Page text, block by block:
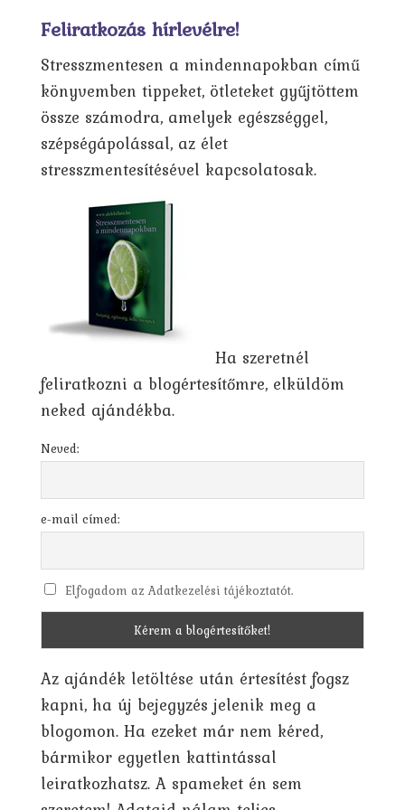
Feliratkozás hírlevélre!
Stresszmentesen a mindennapokban című
könyvemben tippeket, ötleteket gyűjtöttem
össze számodra, amelyek egészséggel,
szépségápolással, az élet
stresszmentesítésével kapcsolatosak.
Ha szeretnél
feliratkozni a blogértesítőmre, elküldöm
neked ajándékba.
Neved:
e-mail címed:
Elfogadom az Adatkezelési tájékoztatót.
Az ajándék letöltése után értesítést fogsz
kapni, ha új bejegyzés jelenik meg a
blogomon. Ha ezeket már nem kéred,
bármikor egyetlen kattintással
leiratkozhatsz. A spameket én sem